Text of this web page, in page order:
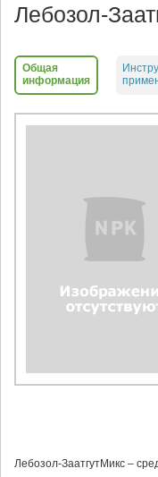
Лебозол-
Общая
информация
Лебозол-ЗаатгутМикс –